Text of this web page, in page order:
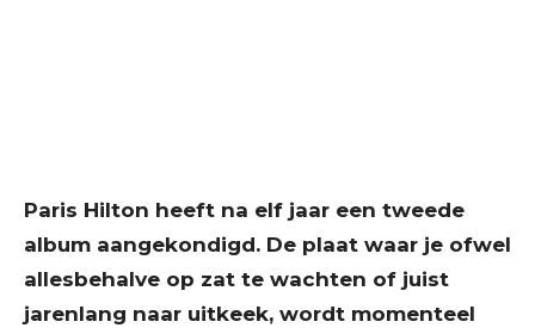
Paris Hilton heeft na elf jaar een tweede
album aangekondigd. De plaat waar je ofwel
allesbehalve op zat te wachten of juist
jarenlang naar uitkeek, wordt momenteel